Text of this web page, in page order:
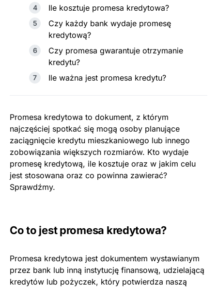
Ile kosztuje promesa kredytowa?
Czy każdy bank wydaje promesę
kredytową?
Czy promesa gwarantuje otrzymanie
kredytu?
Ile ważna jest promesa kredytu?
Promesa kredytowa to dokument, z którym
najczęściej spotkać się mogą osoby planujące
zaciągnięcie kredytu mieszkaniowego lub innego
zobowiązania większych rozmiarów. Kto wydaje
promesę kredytową, ile kosztuje oraz w jakim celu
jest stosowana oraz co powinna zawierać?
Sprawdźmy.
Co to jest promesa kredytowa?
Promesa kredytowa jest dokumentem wystawianym
przez bank lub inną instytucję finansową, udzielającą
kredytów lub pożyczek, który potwierdza naszą